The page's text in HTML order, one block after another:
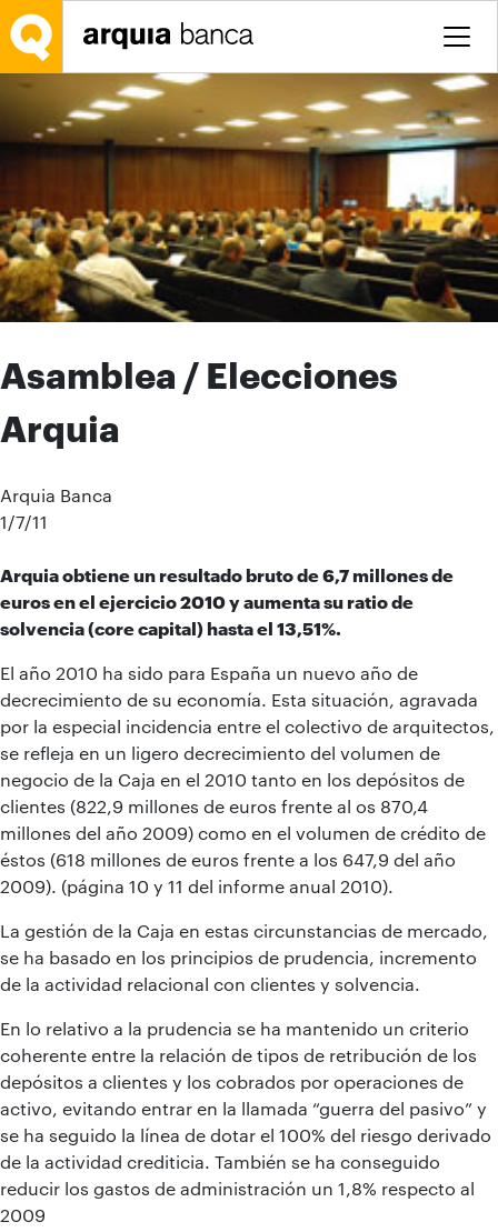
Saltar al contenido principal
Asamblea / Elecciones
Arquia
Arquia Banca
1/7/11
Arquia obtiene un resultado bruto de 6,7 millones de
euros en el ejercicio 2010 y aumenta su ratio de
solvencia (core capital) hasta el 13,51%.
El año 2010 ha sido para España un nuevo año de
decrecimiento de su economía. Esta situación, agravada
por la especial incidencia entre el colectivo de arquitectos,
se refleja en un ligero decrecimiento del volumen de
negocio de la Caja en el 2010 tanto en los depósitos de
clientes (822,9 millones de euros frente al os 870,4
millones del año 2009) como en el volumen de crédito de
éstos (618 millones de euros frente a los 647,9 del año
2009). (página 10 y 11 del informe anual 2010).
La gestión de la Caja en estas circunstancias de mercado,
se ha basado en los principios de prudencia, incremento
de la actividad relacional con clientes y solvencia.
En lo relativo a la prudencia se ha mantenido un criterio
coherente entre la relación de tipos de retribución de los
depósitos a clientes y los cobrados por operaciones de
activo, evitando entrar en la llamada “guerra del pasivo” y
se ha seguido la línea de dotar el 100% del riesgo derivado
de la actividad crediticia. También se ha conseguido
reducir los gastos de administración un 1,8% respecto al
2009